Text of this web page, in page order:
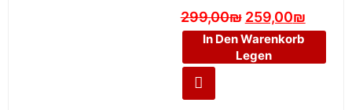
299,00₪ 259,00₪
In Den Warenkorb
Legen